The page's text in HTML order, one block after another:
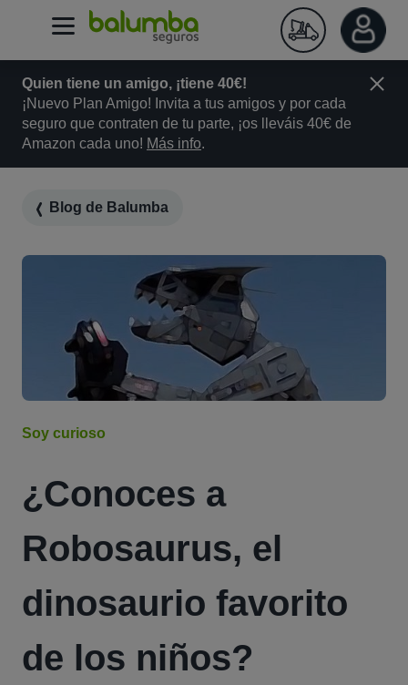
Quien tiene un amigo, ¡tiene 40€!
¡Nuevo Plan Amigo! Invita a tus amigos y por cada
seguro que contraten de tu parte, ¡os lleváis 40€ de
Amazon cada uno! Más info.
Blog de Balumba
Soy curioso
¿Conoces a
Robosaurus, el
dinosaurio favorito
de los niños?